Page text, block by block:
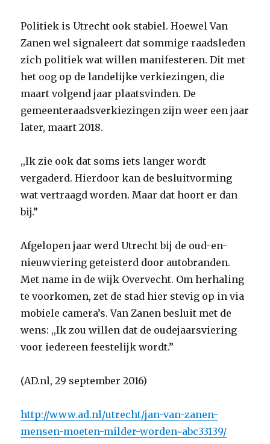
Politiek is Utrecht ook stabiel. Hoewel Van
Zanen wel signaleert dat sommige raadsleden
zich politiek wat willen manifesteren. Dit met
het oog op de landelijke verkiezingen, die
maart volgend jaar plaatsvinden. De
gemeenteraadsverkiezingen zijn weer een jaar
later, maart 2018.
,,Ik zie ook dat soms iets langer wordt
vergaderd. Hierdoor kan de besluitvorming
wat vertraagd worden. Maar dat hoort er dan
bij.”
Afgelopen jaar werd Utrecht bij de oud-en-
nieuwviering geteisterd door autobranden.
Met name in de wijk Overvecht. Om herhaling
te voorkomen, zet de stad hier stevig op in via
mobiele camera’s. Van Zanen besluit met de
wens: ,,Ik zou willen dat de oudejaarsviering
voor iedereen feestelijk wordt.”
(AD.nl, 29 september 2016)
http://www.ad.nl/utrecht/jan-van-zanen-
mensen-moeten-milder-worden~abc33139/